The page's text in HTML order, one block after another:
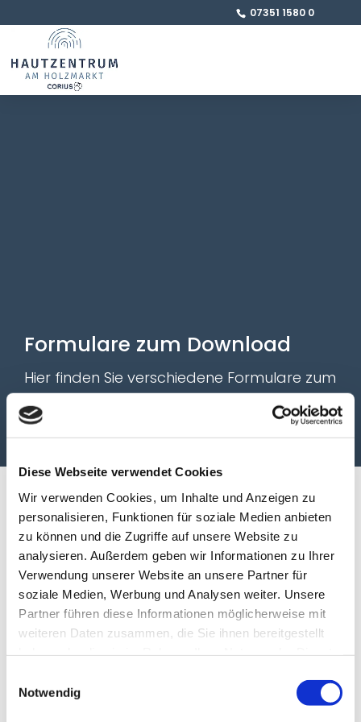
Diese Webseite verwendet Cookies
Wir verwenden Cookies, um Inhalte und Anzeigen zu
personalisieren, Funktionen für soziale Medien anbieten
zu können und die Zugriffe auf unsere Website zu
analysieren. Außerdem geben wir Informationen zu Ihrer
Verwendung unserer Website an unsere Partner für
soziale Medien, Werbung und Analysen weiter. Unsere
Partner führen diese Informationen möglicherweise mit
weiteren Daten zusammen, die Sie ihnen bereitgestellt
Cookies, wenn Sie unsere Webseite weiterhin nutzen.
Notwendig
07351 1580 0
Formulare zum Download
Hier finden Sie verschiedene Formulare zum
Download, die Sie vor Ihrem Besuch bei uns
ausfüllen können.
Anmeldeformular (PDF)
Einverständniserklärung für
Angehörige (PDF)